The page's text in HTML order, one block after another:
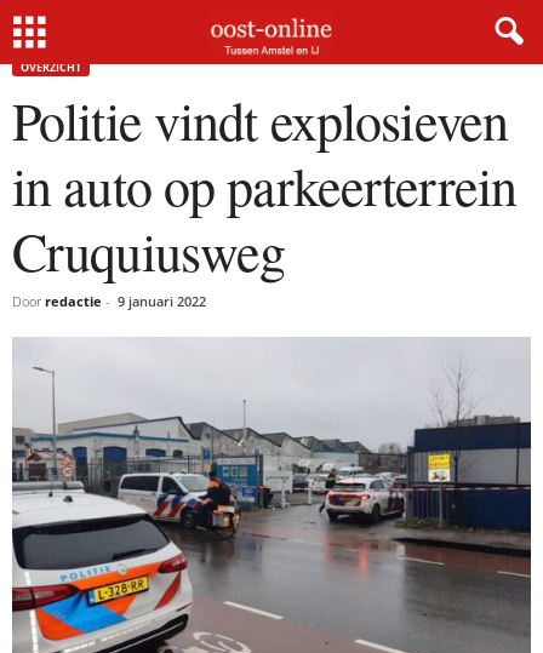
Home Politie vindt explosieven in auto op parkeerterrein Cruquiusweg
OVERZICHT
Politie vindt explosieven
in auto op parkeerterrein
Cruquiusweg
Door redactie - 9 januari 2022